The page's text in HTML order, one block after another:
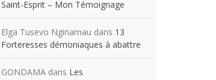
Saint-Esprit – Mon Témoignage
Elga Tusevo Nginamau dans 13
Forteresses démoniaques à abattre
GONDAMA dans Les